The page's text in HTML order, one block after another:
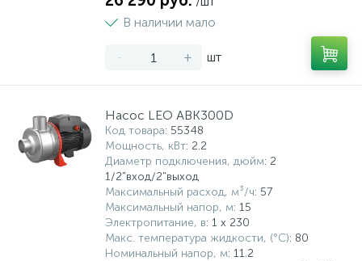
В наличии мало
- + шт
Насос LEO ABK300D
Код товара: 55348
Мощность, кВт: 2.2
Диаметр подключения, дюйм: 2
1/2"вход/2"выход
Максимальный расход, м³/ч: 57
Максимальный напор, м: 15
Электропитание, в: 1 x 230
Макс. температура жидкости, (°С): 80
Номинальный напор, м: 11.2